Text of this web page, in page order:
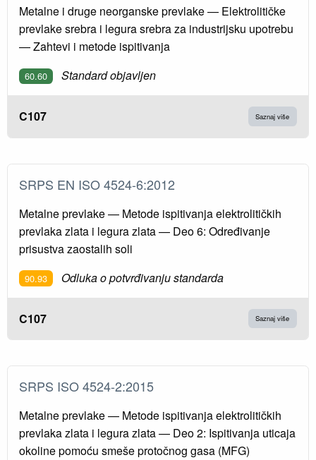
Metalne i druge neorganske prevlake — Elektrolitičke
prevlake srebra i legura srebra za industrijsku upotrebu
— Zahtevi i metode ispitivanja
60.60 Standard objavljen
C107 Saznaj više
SRPS EN ISO 4524-6:2012
Metalne prevlake — Metode ispitivanja elektrolitičkih
prevlaka zlata i legura zlata — Deo 6: Određivanje
prisustva zaostalih soli
90.93 Odluka o potvrđivanju standarda
C107 Saznaj više
SRPS ISO 4524-2:2015
Metalne prevlake — Metode ispitivanja elektrolitičkih
prevlaka zlata i legura zlata — Deo 2: Ispitivanja uticaja
okoline pomoću smeše protočnog gasa (MFG)